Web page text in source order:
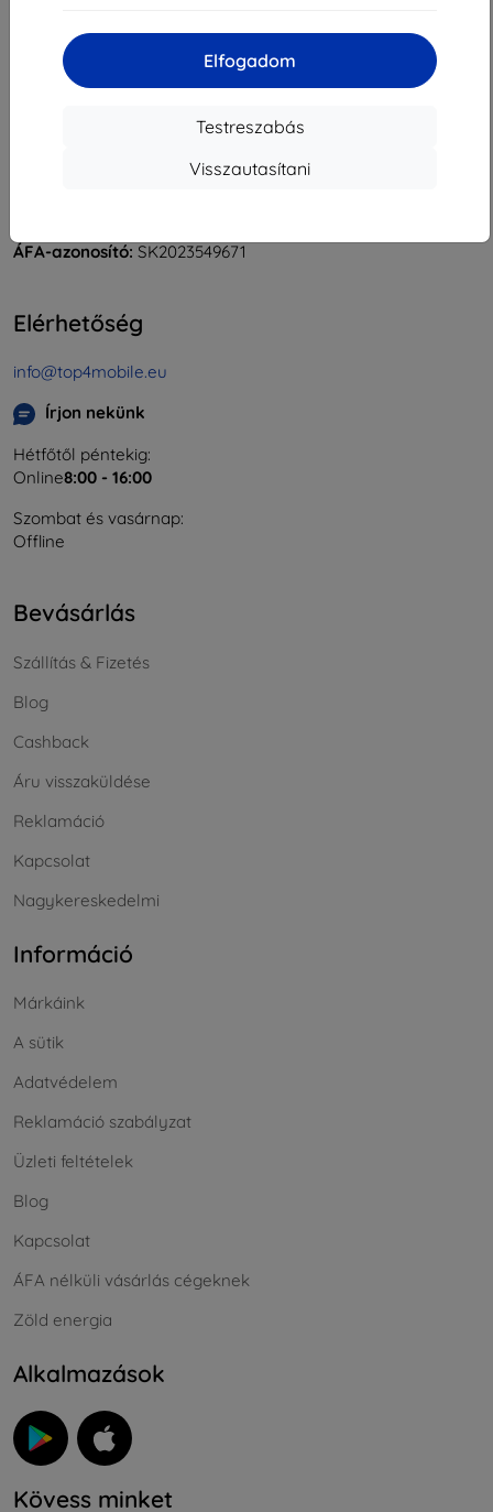
Elfogadom
Testreszabás
Visszautasítani
Rudolf Mocka utca 3750/2A
ÁFA-azonosító: SK2023549671
Elérhetőség
info@top4mobile.eu
Írjon nekünk
Hétfőtől péntekig:
Online8:00 - 16:00
Szombat és vasárnap:
Offline
Bevásárlás
Szállítás & Fizetés
Blog
Cashback
Áru visszaküldése
Reklamáció
Kapcsolat
Nagykereskedelmi
Információ
Márkáink
A sütik
Adatvédelem
Reklamáció szabályzat
Üzleti feltételek
Blog
Kapcsolat
ÁFA nélküli vásárlás cégeknek
Zöld energia
Alkalmazások
Kövess minket